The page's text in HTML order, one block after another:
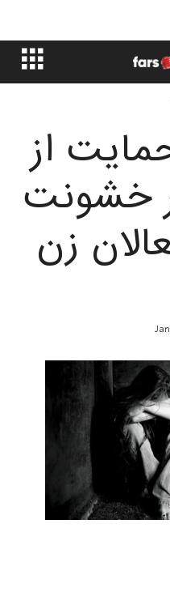
از
خشونت
زن